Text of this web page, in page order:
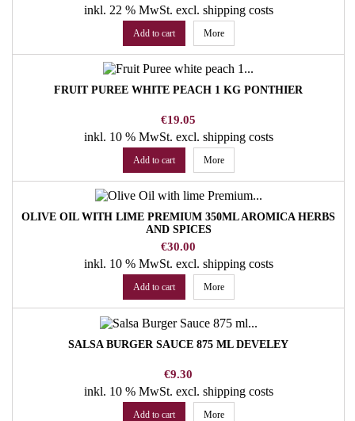
inkl. 22 % MwSt. excl. shipping costs
Add to cart More
FRUIT PUREE WHITE PEACH 1 KG PONTHIER
Price
€19.05
inkl. 10 % MwSt. excl. shipping costs
Add to cart More
OLIVE OIL WITH LIME PREMIUM 350ML AROMICA HERBS
AND SPICES
Price
€30.00
inkl. 10 % MwSt. excl. shipping costs
Add to cart More
SALSA BURGER SAUCE 875 ML DEVELEY
Price
€9.30
inkl. 10 % MwSt. excl. shipping costs
Add to cart More